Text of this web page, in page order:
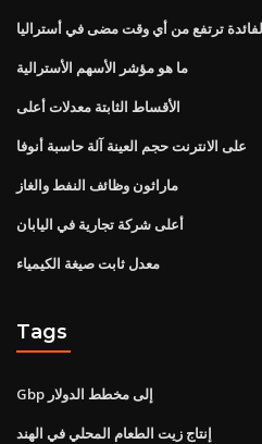
ترتفع من أي وقت مضى في أستراليا
ما هو مؤشر الأسهم الأسترالية
الأقساط الثابتة معدلات أعلى
على الانترنت حجم العينة آلة حاسبة أنوفا
ماراثون وظائف النفط والغاز
أعلى شركة تجارية في اليابان
معدل ثابت صيغة الكيمياء
Tags
Gbp إلى مخطط الدولار
إنتاج زيت الطعام المحلي في الهند